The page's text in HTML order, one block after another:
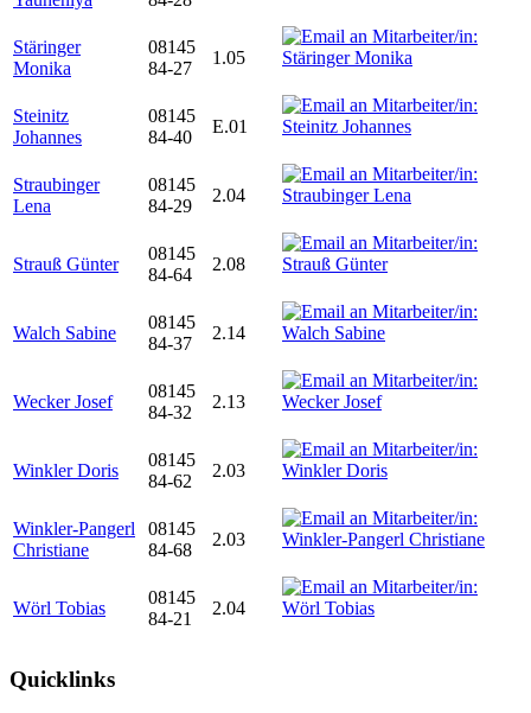
Stäringer
Monika
08145
84-27
1.05
Steinitz
Johannes
08145
84-40
E.01
Straubinger
Lena
08145
84-29
2.04
Strauß Günter
08145
84-64
2.08
Walch Sabine
08145
84-37
2.14
Wecker Josef
08145
84-32
2.13
Winkler Doris
08145
84-62
2.03
Winkler-Pangerl
Christiane
08145
84-68
2.03
Wörl Tobias
08145
84-21
2.04
Quicklinks